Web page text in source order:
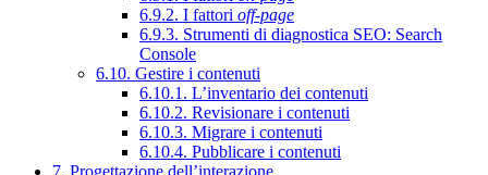
6.9.2. I fattori off-page
6.9.3. Strumenti di diagnostica SEO: Search
Console
6.10. Gestire i contenuti
6.10.1. L’inventario dei contenuti
6.10.2. Revisionare i contenuti
6.10.3. Migrare i contenuti
6.10.4. Pubblicare i contenuti
7. Progettazione dell’interazione